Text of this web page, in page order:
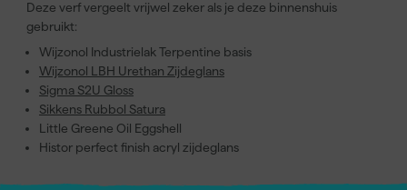
Deze verf vergeelt vrijwel zeker als je deze binnenshuis
gebruikt:
Wijzonol Industrielak Terpentine basis
Wijzonol LBH Urethan Zijdeglans
Sigma S2U Gloss
Sikkens Rubbol Satura
Little Greene Oil Eggshell
Histor perfect finish acryl zijdeglans